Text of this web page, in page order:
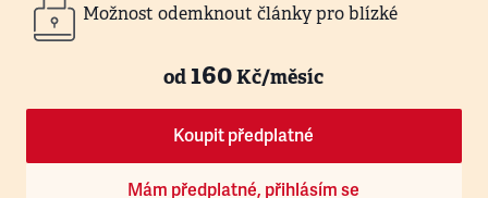
Možnost odemknout články pro blízké
od160Kč/měsíc
Koupit předplatné
Mám předplatné, přihlásím se